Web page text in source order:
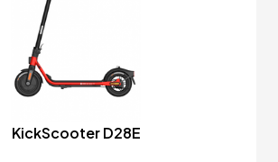
KickScooter D28E